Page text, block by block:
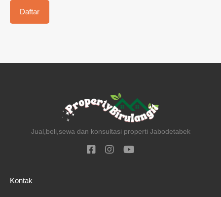
Jual,beli,sewa dan konsultasi properti Jabodetabek
Kontak